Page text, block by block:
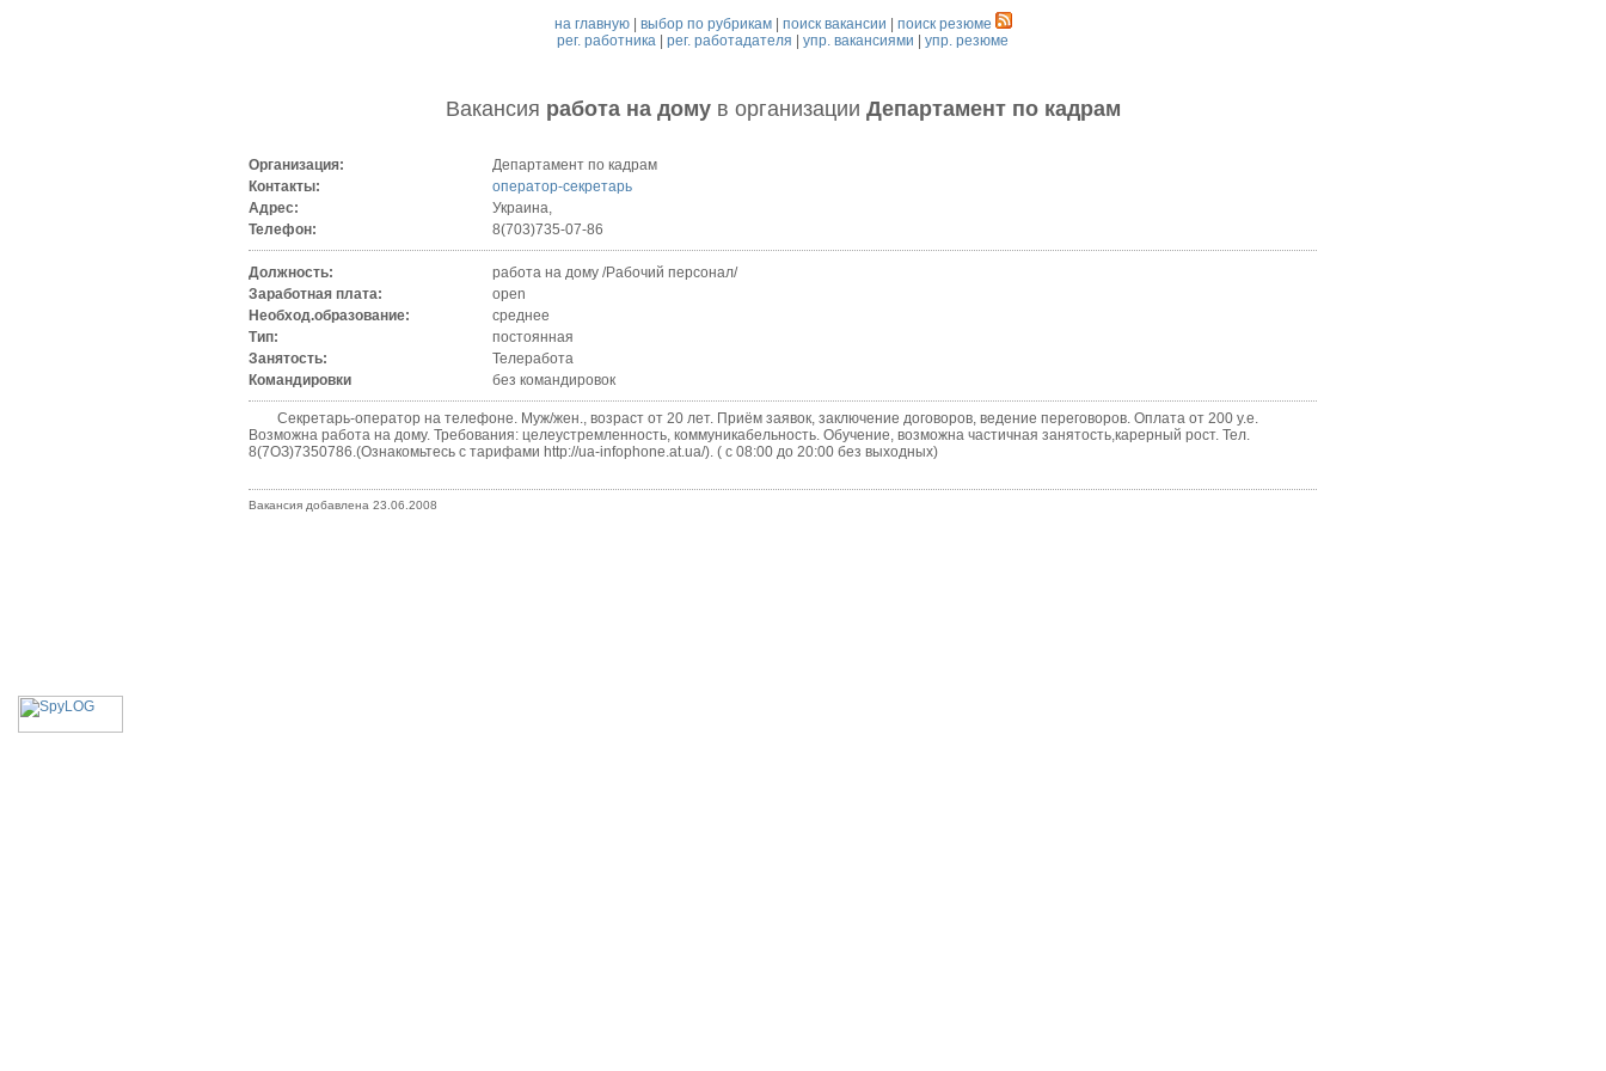
на главную| выбор по рубрикам| поиск вакансии
поиск резюме
рег. работника |рег. работадателя |упр. вакансиями |упр. резюме
Вакансия работа на домув организации Департамент по кадрам
Организация:
Департамент по кадрам
Контакты:
оператор-секретарь
Адрес:
Украина,
Телефон:
8(703)735-07-86
Должность:
работа на дому /Рабочий персонал/
Заработная плата:
open
Необход.образование:
среднее
Тип:
постоянная
Занятость:
Телеработа
Командировки
без командировок
Секретарь-оператор на телефоне. Муж/жен., возраст от 20 лет. Приём заявок, заключение договоров, ведение переговоров. Оплата от 200 у.е.
Возможна работа на дому. Требования: целеустремленность, коммуникабельность. Обучение, возможна частичная занятость,карерный рост. Тел.
8(7ОЗ)7350786.(Ознакомьтесь с тарифами http://ua-infophone.at.ua/). ( с 08:00 до 20:00 без выходных)
Вакансия добавлена 23.06.2008